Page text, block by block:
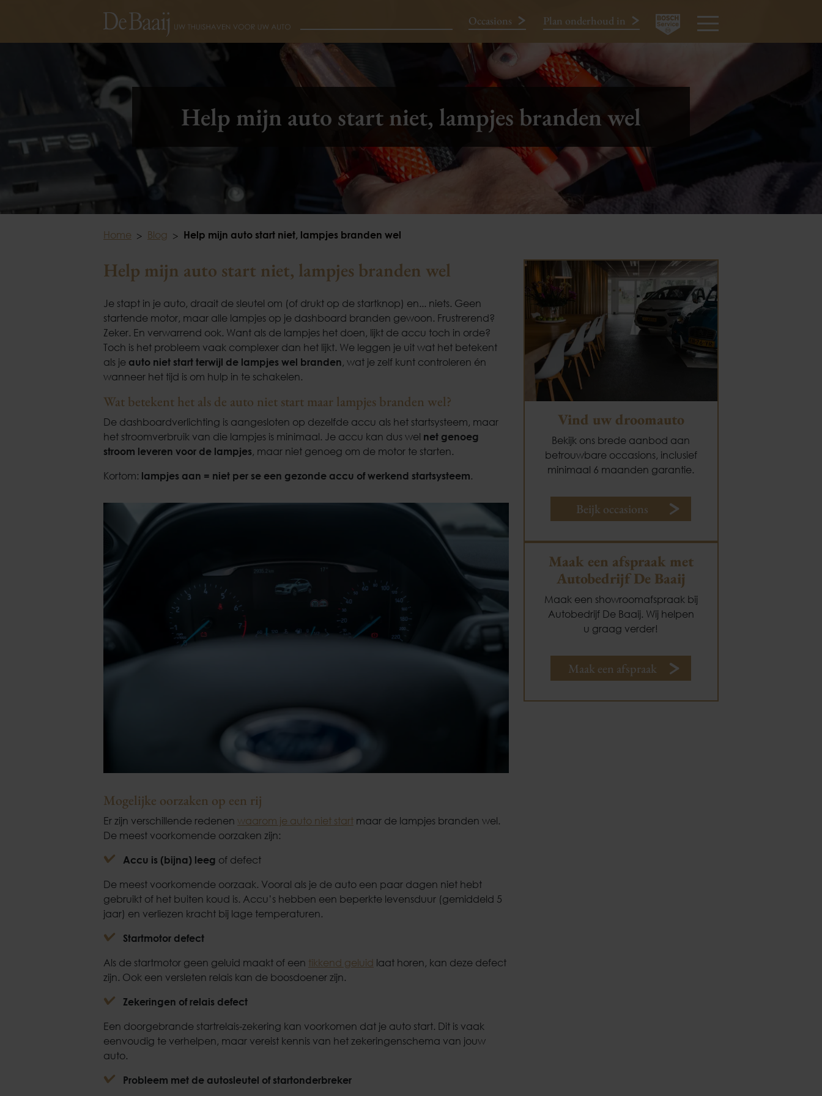
Neem contact op 024-3440424
Occasions Plan onderhoud in
Help mijn auto start niet, lampjes branden wel
Home Blog Help mijn auto start niet, lampjes branden wel
Help mijn auto start niet, lampjes branden wel
Je stapt in je auto, draait de sleutel om (of drukt op de startknop) en... niets. Geen
startende motor, maar alle lampjes op je dashboard branden gewoon. Frustrerend?
Zeker. En verwarrend ook. Want als de lampjes het doen, lijkt de accu toch in orde?
Toch is het probleem vaak complexer dan het lijkt. We leggen je uit wat het betekent
als je auto niet start terwijl de lampjes wel branden, wat je zelf kunt controleren én
wanneer het tijd is om hulp in te schakelen.
Wat betekent het als de auto niet start maar lampjes branden wel?
De dashboardverlichting is aangesloten op dezelfde accu als het startsysteem, maar
het stroomverbruik van die lampjes is minimaal. Je accu kan dus wel net genoeg
stroom leveren voor de lampjes, maar niet genoeg om de motor te starten.
Kortom: lampjes aan = niet per se een gezonde accu of werkend startsysteem.
Mogelijke oorzaken op een rij
Er zijn verschillende redenen waarom je auto niet start maar de lampjes branden wel.
De meest voorkomende oorzaken zijn:
Accu is (bijna) leeg of defect
De meest voorkomende oorzaak. Vooral als je de auto een paar dagen niet hebt
gebruikt of het buiten koud is. Accu’s hebben een beperkte levensduur (gemiddeld 5
jaar) en verliezen kracht bij lage temperaturen.
Startmotor defect
Als de startmotor geen geluid maakt of een tikkend geluid laat horen, kan deze defect
zijn. Ook een versleten relais kan de boosdoener zijn.
Zekeringen of relais defect
Een doorgebrande startrelais-zekering kan voorkomen dat je auto start. Dit is vaak
eenvoudig te verhelpen, maar vereist kennis van het zekeringenschema van jouw
auto.
Probleem met de autosleutel of startonderbreker
Vind uw droomauto
Bekijk ons brede aanbod aan
betrouwbare occasions, inclusief
minimaal 6 maanden garantie.
Beijk occasions
Maak een afspraak met
Autobedrijf De Baaij
Maak een showroomafspraak bij
Autobedrijf De Baaij. Wij helpen
u graag verder!
Maak een afspraak